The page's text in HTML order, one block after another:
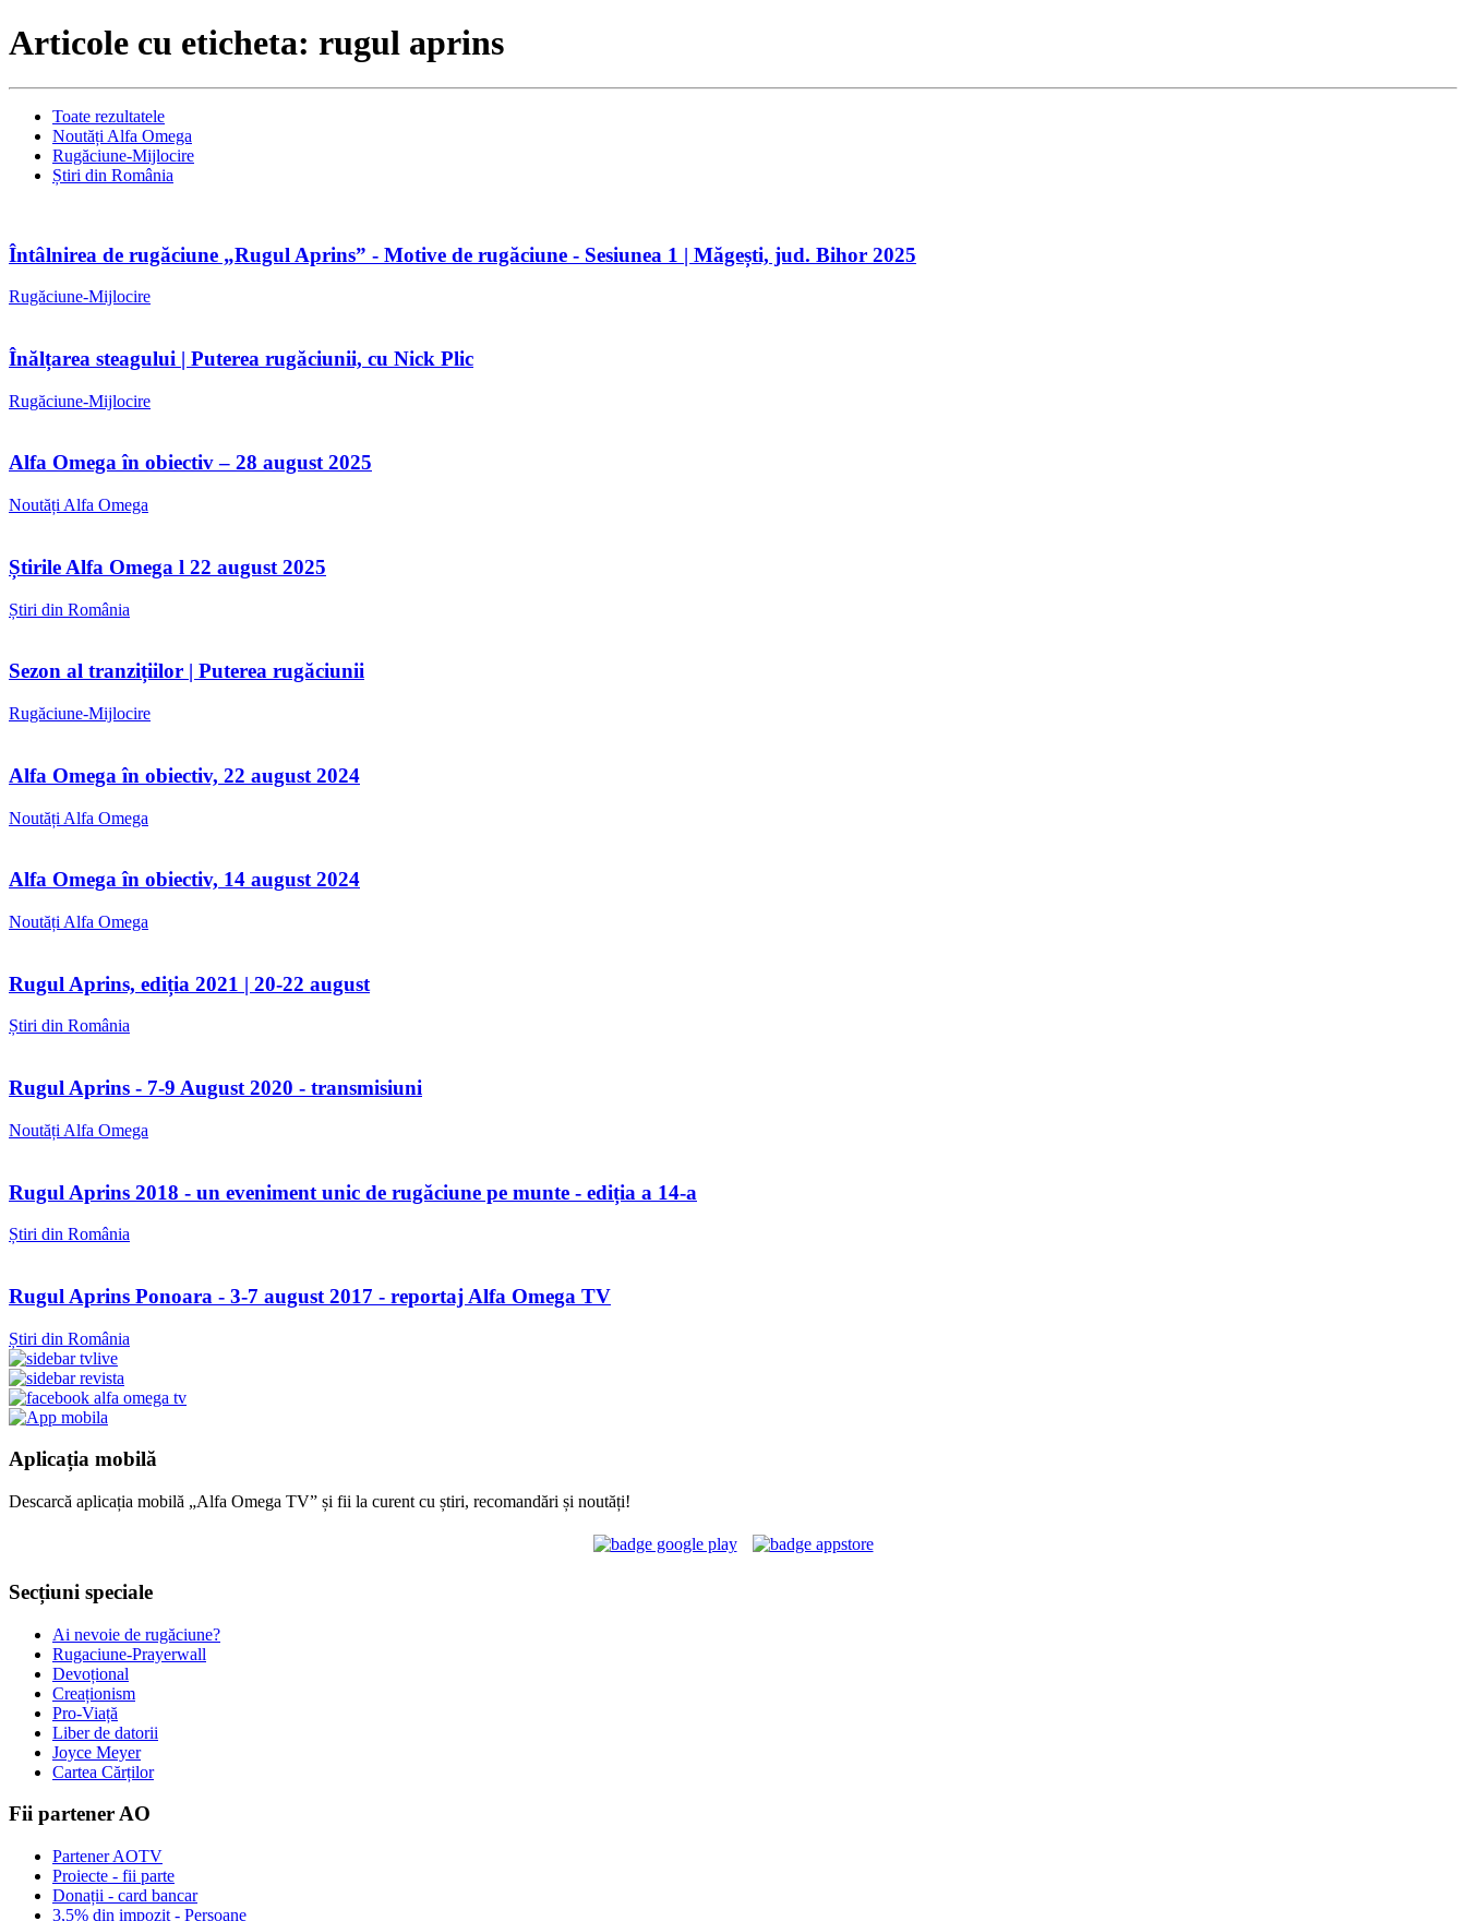
Articole cu eticheta: rugul aprins
Toate rezultatele
Noutăți Alfa Omega
Rugăciune-Mijlocire
Știri din România
Întâlnirea de rugăciune „Rugul Aprins” - Motive de rugăciune - Sesiunea 1 | Măgești, jud. Bihor 2025
Rugăciune-Mijlocire
Înălțarea steagului | Puterea rugăciunii, cu Nick Plic
Rugăciune-Mijlocire
Alfa Omega în obiectiv – 28 august 2025
Noutăți Alfa Omega
Știrile Alfa Omega l 22 august 2025
Știri din România
Sezon al tranzițiilor | Puterea rugăciunii
Rugăciune-Mijlocire
Alfa Omega în obiectiv, 22 august 2024
Noutăți Alfa Omega
Alfa Omega în obiectiv, 14 august 2024
Noutăți Alfa Omega
Rugul Aprins, ediția 2021 | 20-22 august
Știri din România
Rugul Aprins - 7-9 August 2020 - transmisiuni
Noutăți Alfa Omega
Rugul Aprins 2018 - un eveniment unic de rugăciune pe munte - ediția a 14-a
Știri din România
Rugul Aprins Ponoara - 3-7 august 2017 - reportaj Alfa Omega TV
Știri din România
Aplicația mobilă
Descarcă aplicația mobilă „Alfa Omega TV” și fii la curent cu știri, recomandări și noutăți!
Secțiuni speciale
Ai nevoie de rugăciune?
Rugaciune-Prayerwall
Devoțional
Creaționism
Pro-Viață
Liber de datorii
Joyce Meyer
Cartea Cărților
Fii partener AO
Partener AOTV
Proiecte - fii parte
Donații - card bancar
3,5% din impozit - Persoane